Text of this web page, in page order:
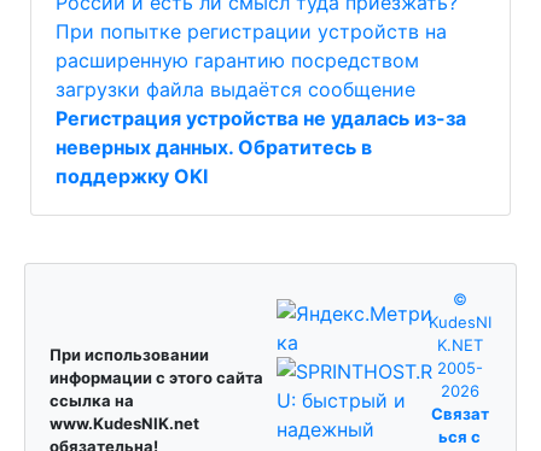
При попытке регистрации устройств на
расширенную гарантию посредством
загрузки файла выдаётся сообщение
Регистрация устройства не удалась из-за
неверных данных. Обратитесь в
поддержку OKI
При использовании
информации с этого сайта
ссылка на
www.KudesNIK.net
обязательна!
©
KudesNI
K.NET
2005-
2026
Связат
ься с